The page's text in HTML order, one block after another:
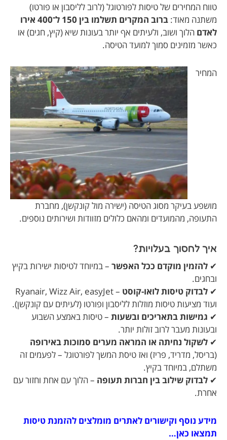
טווח המחירים של טיסות לפורטוגל (לרוב לליסבון או פורטו)
משתנה מאוד:
ברוב המקרים תשלמו בין 150 ל־400 אירו
לאדם הלוך ושוב, ולעיתים אף יותר בעונות שיא (קיץ, חגים) או
כאשר מזמינים סמוך למועד הטיסה.
המחיר
מושפע בעיקר מסוג הטיסה (ישירה מול קונקשן), מחברת
התעופה, מהמועדים ומהאם כלולים מזוודות ושירותים נוספים.
איך לחסוך בעלויות?
✔ להזמין מוקדם ככל האפשר – במיוחד לטיסות ישירות בקיץ
ובחגים.
✔ לבדוק טיסות לואו-קוסט
– Ryanair, Wizz Air, easyJet
ועוד מציעות טיסות מוזלות לליסבון ופורטו (לעיתים עם קונקשן).
✔ גמישות בתאריכים ובשעות – טיסות באמצע השבוע
ובעונות מעבר לרוב זולות יותר.
✔ לשקול נחיתה או המראה מערים סמוכות באירופה
(בריסל, מדריד, פריז) ואז טיסת המשך לפורטוגל – לפעמים זה
משתלם, במיוחד בקיץ.
✔ לבדוק שילוב בין חברות תעופה – הלוך עם אחת וחזור עם
אחרת.
מידע נוסף וקישורים לאתרים מומלצים להזמנת טיסות
תמצאו כאן…